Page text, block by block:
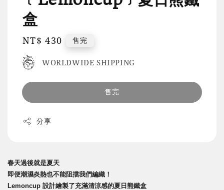
盒
Regular
price
NT$ 430 售完
WORLDWIDE SHIPPING
售完
分享
春天過後就是夏天
即便潮濕炎熱也不能阻擋我們編織！
Lemoncup 設計繪製了充滿清涼感的夏日熊鐵盒